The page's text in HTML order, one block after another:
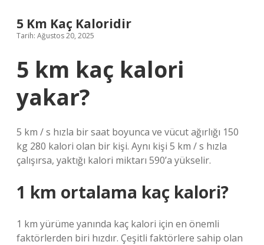
5 Km Kaç Kaloridir
Tarih: Ağustos 20, 2025
5 km kaç kalori
yakar?
5 km / s hızla bir saat boyunca ve vücut ağırlığı 150
kg 280 kalori olan bir kişi. Aynı kişi 5 km / s hızla
çalışırsa, yaktığı kalori miktarı 590’a yükselir.
1 km ortalama kaç kalori?
1 km yürüme yanında kaç kalori için en önemli
faktörlerden biri hızdır. Çeşitli faktörlere sahip olan